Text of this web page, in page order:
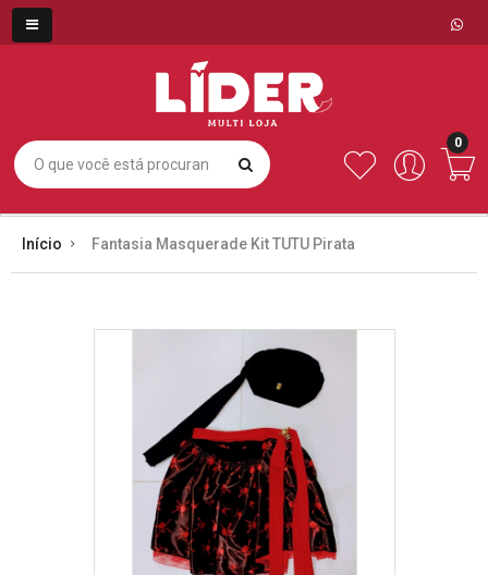
0
Início Fantasia Masquerade Kit TUTU Pirata